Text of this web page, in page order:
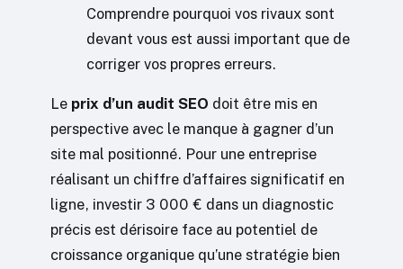
Comprendre pourquoi vos rivaux sont
devant vous est aussi important que de
corriger vos propres erreurs.
Le prix d’un audit SEO doit être mis en
perspective avec le manque à gagner d’un
site mal positionné. Pour une entreprise
réalisant un chiffre d’affaires significatif en
ligne, investir 3 000 € dans un diagnostic
précis est dérisoire face au potentiel de
croissance organique qu’une stratégie bien